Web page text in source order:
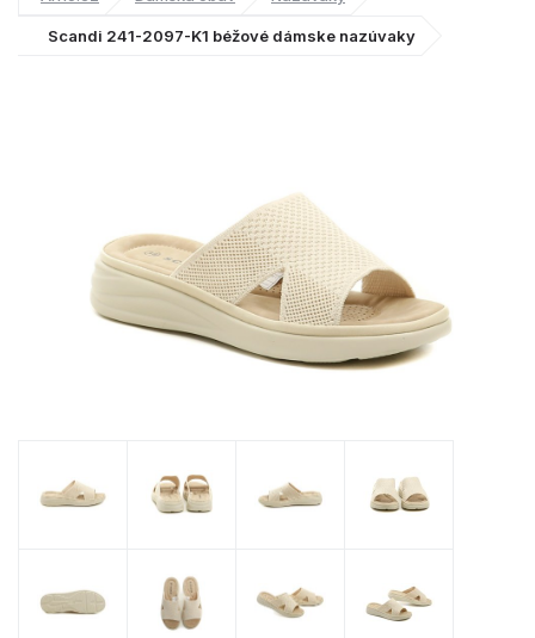
Scandi 241-2097-K1 béžové dámske nazúvaky